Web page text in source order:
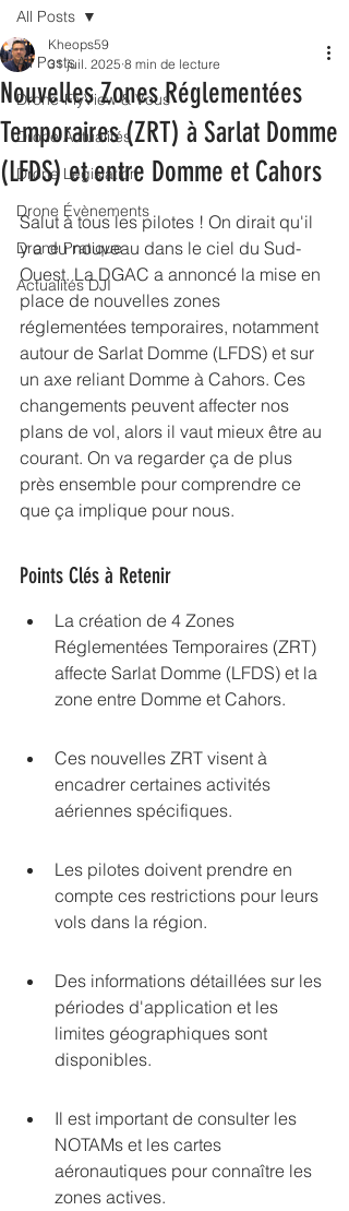
All Posts
Drone-FlyView & Vous
Drone Actualités
Drone Législation
Drone Évènements
Drone Pratique
Actualités DJI
All Posts
Nouvelles Zones Réglementées
Temporaires (ZRT) à Sarlat Domme
(LFDS) et entre Domme et Cahors
Kheops59
31 juil. 2025 8 min de lecture
Salut à tous les pilotes ! On dirait qu'il
y a du nouveau dans le ciel du Sud-
Ouest. La DGAC a annoncé la mise en
place de nouvelles zones
réglementées temporaires, notamment
autour de Sarlat Domme (LFDS) et sur
un axe reliant Domme à Cahors. Ces
changements peuvent affecter nos
plans de vol, alors il vaut mieux être au
courant. On va regarder ça de plus
près ensemble pour comprendre ce
que ça implique pour nous.
Points Clés à Retenir
La création de 4 Zones
Réglementées Temporaires (ZRT)
affecte Sarlat Domme (LFDS) et la
zone entre Domme et Cahors.
Ces nouvelles ZRT visent à
encadrer certaines activités
aériennes spécifiques.
Les pilotes doivent prendre en
compte ces restrictions pour leurs
vols dans la région.
Des informations détaillées sur les
périodes d'application et les
limites géographiques sont
disponibles.
Il est important de consulter les
NOTAMs et les cartes
aéronautiques pour connaître les
zones actives.